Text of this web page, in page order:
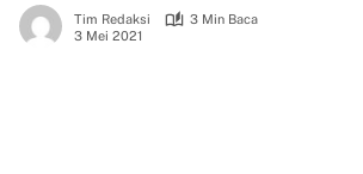
Tim Redaksi
3 Min Baca
3 Mei 2021